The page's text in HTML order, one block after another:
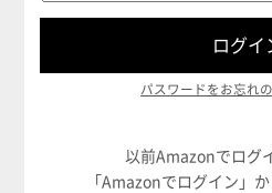
パスワードをお忘れ
以前Amazonでログ
「Amazonでログイン」